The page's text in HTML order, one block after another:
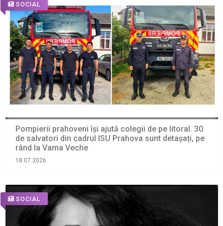
SOCIAL
Pompierii prahoveni își ajută colegii de pe litoral. 30
de salvatori din cadrul ISU Prahova sunt detașați, pe
rând la Vama Veche
18.07.2026
SOCIAL